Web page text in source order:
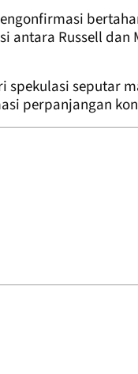
antara Russell
spekulasi seputar
perpanjangan